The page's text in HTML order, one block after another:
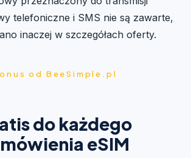
telefoniczne i SMS nie są zawarte,
inaczej w szczegółach oferty.
od BeeSimple.pl
do każdego
eSIM